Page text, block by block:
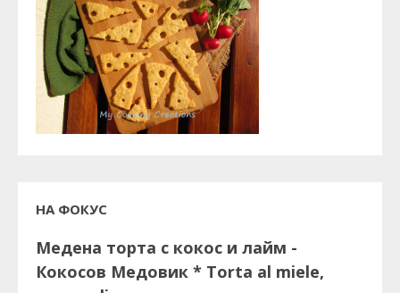
НА ФОКУС
Медена торта с кокос и лайм -
Кокосов Медовик * Torta al miele,